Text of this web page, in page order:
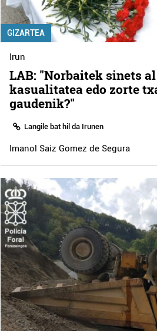
GIZARTEA
Irun
LAB: "Norbaitek sinets
kasualitatea edo zorte
gaudenik?"
Langile bat hil da Irunen
Imanol Saiz Gomez de Segura